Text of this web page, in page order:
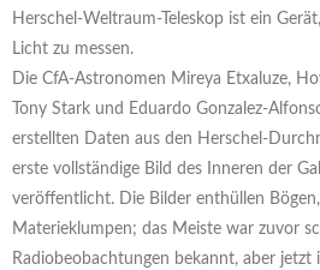
Herschel-Weltraum-Teleskop ist ein
Licht zu messen.
Die CfA-Astronomen Mireya Etxaluze,
Tony Stark und Eduardo Gonzalez-
erstellten Daten aus den Herschel-
erste vollständige Bild des Inneren der
veröffentlicht. Die Bilder enthüllen
Materieklumpen; das Meiste war zuvor
Radiobeobachtungen bekannt, aber jetzt